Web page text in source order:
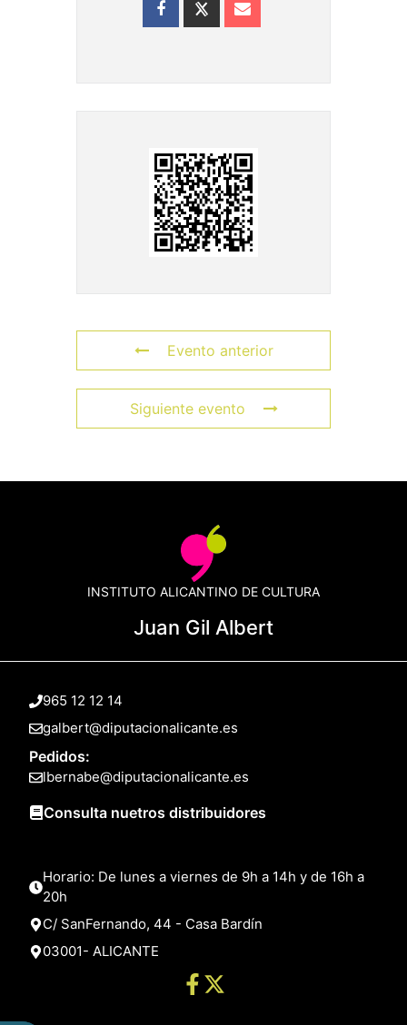
Evento anterior
Siguiente evento
INSTITUTO ALICANTINO DE CULTURA
Juan Gil Albert
965 12 12 14
galbert@diputacionalicante.es
Pedidos:
lbernabe@diputacionalicante.es
Consulta nuetros distribuidores
Horario: De lunes a viernes de 9h a 14h y de 16h a
20h
C/ SanFernando, 44 - Casa Bardín
03001- ALICANTE